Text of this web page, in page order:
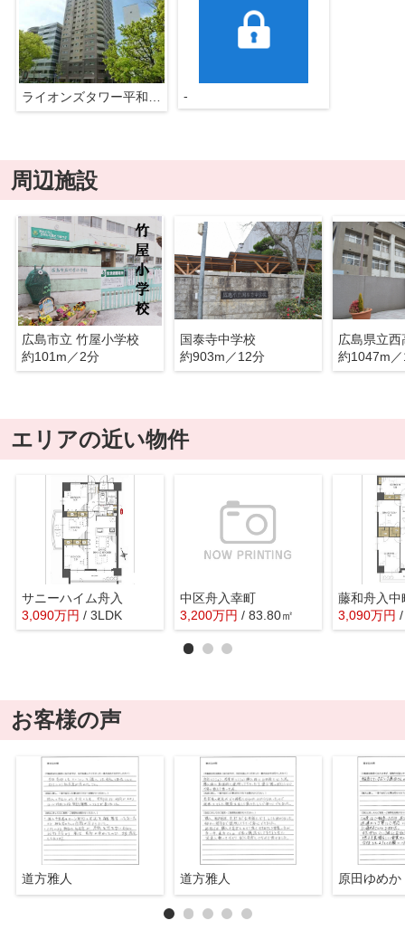
ライオンズタワー平和大通りシティマークス -
周辺施設
広島市立 竹屋小学校
約101m／2分
国泰寺中学校
約903m／12分
広島県立西
約1047m
エリアの近い物件
サニーハイム舟入
3,090万円 / 3LDK
中区舟入幸町
3,200万円 / 83.80㎡ 3,090万円
お客様の声
道方雅人 道方雅人 原田ゆめか